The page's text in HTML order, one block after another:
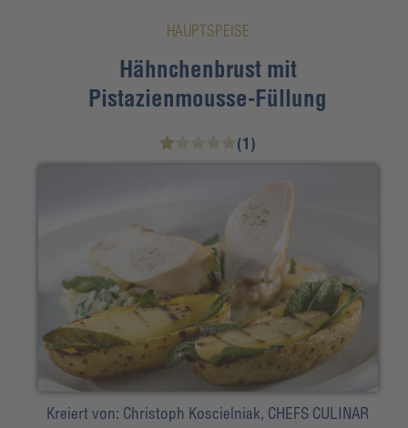
HAUPTSPEISE
Hähnchenbrust mit
Pistazienmousse-Füllung
(1)
Kreiert von: Christoph Koscielniak, CHEFS CULINAR